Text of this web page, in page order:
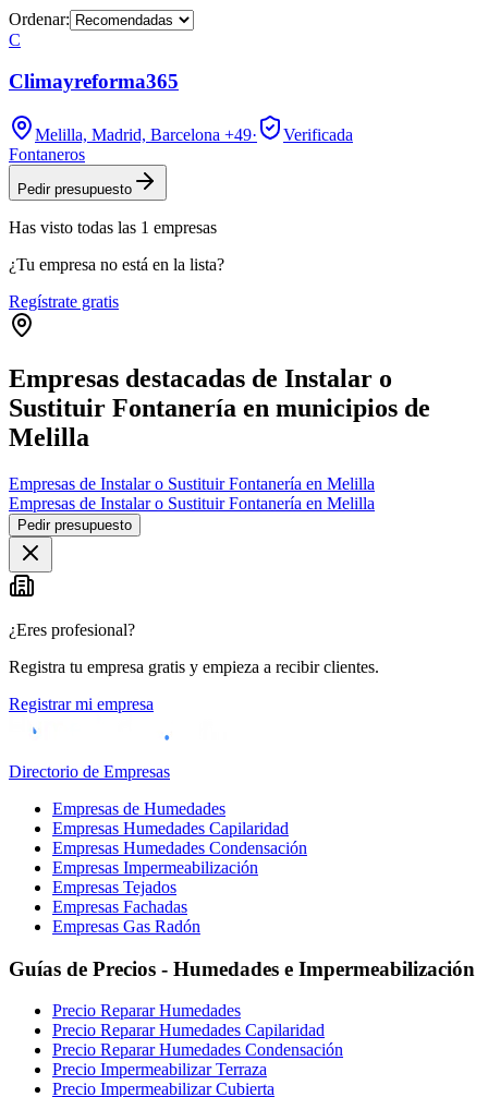
Ordenar:
C
Climayreforma365
Melilla, Madrid, Barcelona +49·
Verificada
Fontaneros
Pedir presupuesto
Has visto todas las 1 empresas
¿Tu empresa no está en la lista?
Regístrate gratis
Empresas destacadas de Instalar o
Sustituir Fontanería en municipios de
Melilla
Empresas de Instalar o Sustituir Fontanería en Melilla
Empresas de Instalar o Sustituir Fontanería en Melilla
Pedir presupuesto
¿Eres profesional?
Registra tu empresa gratis y empieza a recibir clientes.
Registrar mi empresa
Directorio de Empresas
Empresas de Humedades
Empresas Humedades Capilaridad
Empresas Humedades Condensación
Empresas Impermeabilización
Empresas Tejados
Empresas Fachadas
Empresas Gas Radón
Guías de Precios - Humedades e Impermeabilización
Precio Reparar Humedades
Precio Reparar Humedades Capilaridad
Precio Reparar Humedades Condensación
Precio Impermeabilizar Terraza
Precio Impermeabilizar Cubierta